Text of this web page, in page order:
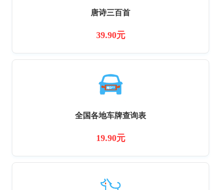
唐诗三百首
39.90元
全国各地车牌查询表
19.90元